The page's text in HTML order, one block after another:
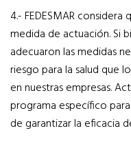
4.- FEDESMAR
medida de actuación. Si
adecuaron las medidas
riesgo para la salud que
en nuestras empresas.
programa específico
de garantizar la eficacia